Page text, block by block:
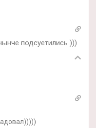
подсуетились )))